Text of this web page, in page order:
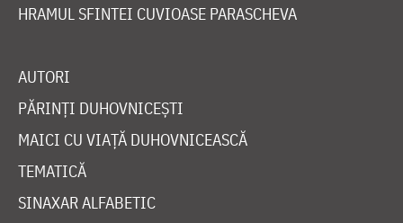
HRAMUL SFINTEI CUVIOASE PARASCHEVA
AUTORI
PĂRINȚI DUHOVNICEȘTI
MAICI CU VIAȚĂ DUHOVNICEASCĂ
TEMATICĂ
SINAXAR ALFABETIC